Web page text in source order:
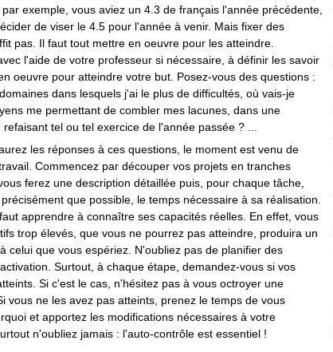
exemple, vous aviez un 4.3 de français l'année précédente,
de viser le 4.5 pour l'année à venir. Mais fixer des
pas. Il faut tout mettre en oeuvre pour les atteindre.
l'aide de votre professeur si nécessaire, à définir les savoir
oeuvre pour atteindre votre but. Posez-vous des questions :
dans lesquels j'ai le plus de difficultés, où vais-je
me permettant de combler mes lacunes, dans une
tel ou tel exercice de l'année passée ? ...
les réponses à ces questions, le moment est venu de
Commencez par découper vos projets en tranches
ferez une description détaillée puis, pour chaque tâche,
que possible, le temps nécessaire à sa réalisation.
apprendre à connaître ses capacités réelles. En effet, vous
trop élevés, que vous ne pourrez pas atteindre, produira un
celui que vous espériez. N'oubliez pas de planifier des
Surtout, à chaque étape, demandez-vous si vos
Si c'est le cas, n'hésitez pas à vous octroyer une
vous ne les avez pas atteints, prenez le temps de vous
et apportez les modifications nécessaires à votre
n'oubliez jamais : l'auto-contrôle est essentiel !